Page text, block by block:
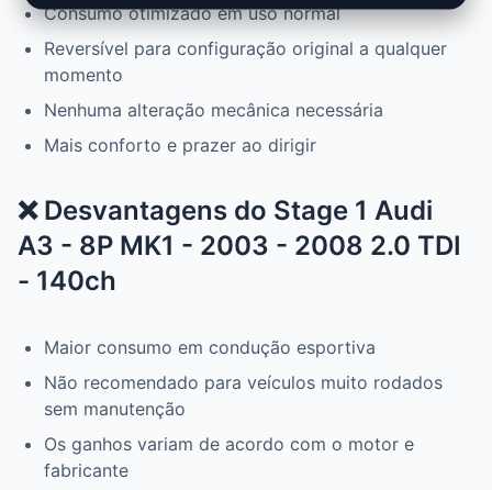
Consumo otimizado em uso normal
Reversível para configuração original a qualquer
momento
Nenhuma alteração mecânica necessária
Mais conforto e prazer ao dirigir
❌ Desvantagens do Stage 1 Audi
A3 - 8P MK1 - 2003 - 2008 2.0 TDI
- 140ch
Maior consumo em condução esportiva
Não recomendado para veículos muito rodados
sem manutenção
Os ganhos variam de acordo com o motor e
fabricante